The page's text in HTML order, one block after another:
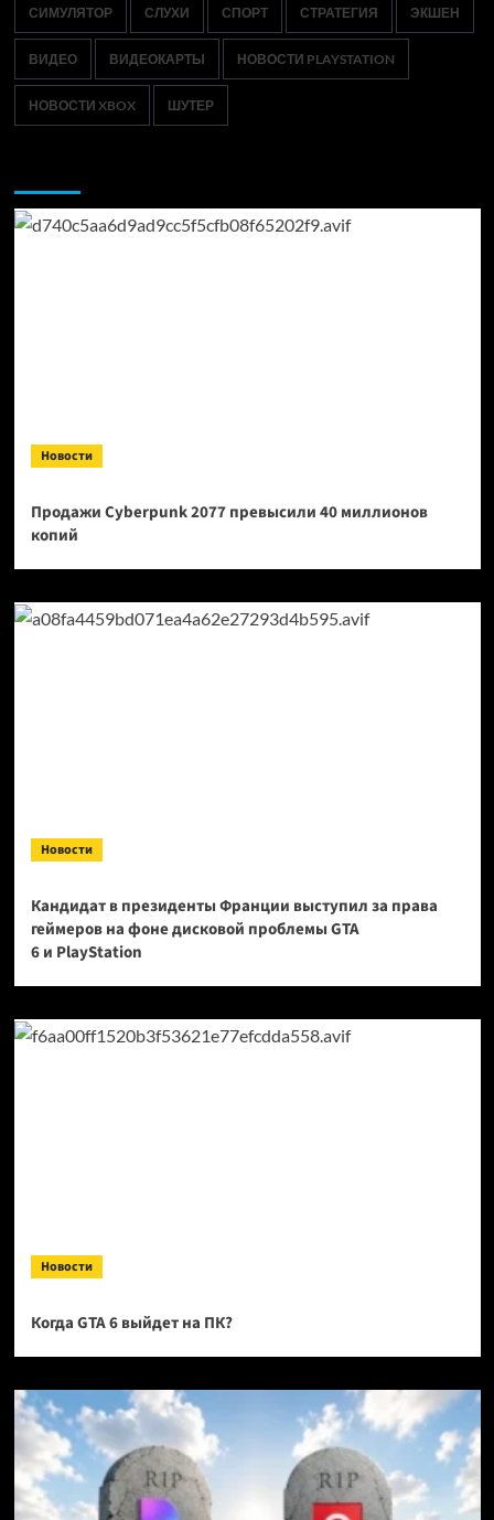
СИМУЛЯТОР СЛУХИ СПОРТ СТРАТЕГИЯ ЭКШЕН
ВИДЕО ВИДЕОКАРТЫ НОВОСТИ PLAYSTATION
НОВОСТИ XBOX ШУТЕР
Новости
Продажи Cyberpunk 2077 превысили 40 миллионов
копий
Новости
Кандидат в президенты Франции выступил за права
геймеров на фоне дисковой проблемы GTA
6 и PlayStation
Новости
Когда GTA 6 выйдет на ПК?